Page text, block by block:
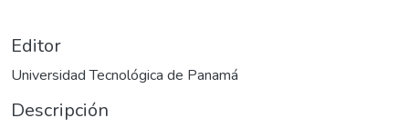
Editor
Universidad Tecnológica de Panamá
Descripción